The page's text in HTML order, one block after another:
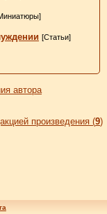
[Статьи]
автора
произведения (9)